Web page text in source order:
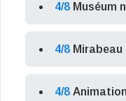
4/8 Muséum
4/8
4/8